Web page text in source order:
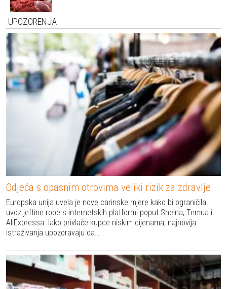
UPOZORENJA
Odjeća s opasnim otrovima veliki rizik za zdravlje
Europska unija uvela je nove carinske mjere kako bi ograničila
uvoz jeftine robe s internetskih platformi poput Sheina, Temua i
AliExpressa. Iako privlače kupce niskim cijenama, najnovija
istraživanja upozoravaju da…